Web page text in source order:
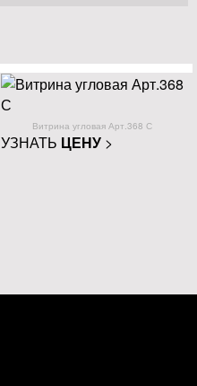
Витрина угловая Арт.368 С
УЗНАТЬ ЦЕНУ >